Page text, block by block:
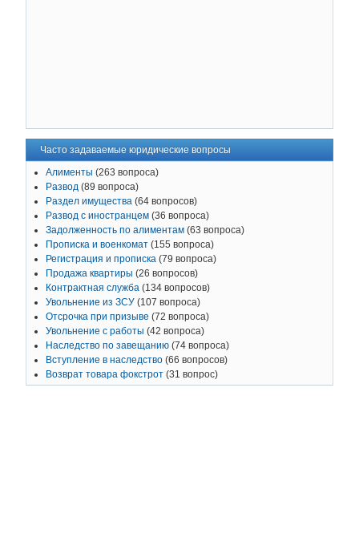
Часто задаваемые юридические вопросы
Алименты (263 вопроса)
Развод (89 вопроса)
Раздел имущества (64 вопросов)
Развод с иностранцем (36 вопроса)
Задолженность по алиментам (63 вопроса)
Прописка и военкомат (155 вопроса)
Регистрация и прописка (79 вопроса)
Продажа квартиры (26 вопросов)
Контрактная служба (134 вопросов)
Увольнение из ЗСУ (107 вопроса)
Отсрочка при призыве (72 вопроса)
Увольнение с работы (42 вопроса)
Наследство по завещанию (74 вопроса)
Вступление в наследство (66 вопросов)
Возврат товара фокстрот (31 вопрос)